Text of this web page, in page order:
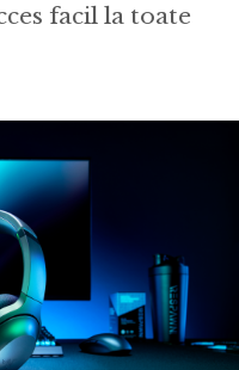
facil la toate